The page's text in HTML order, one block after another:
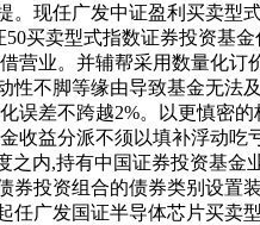
现任广发中证盈利买卖
买卖型式指数证券投资基
营业。并辅帮采用数量化
不脚等缘由导致基金无
差不跨越2%。以更慎密
收益分派不须以填补浮动
内,持有中国证券投资基
投资组合的债券类别设
广发国证半导体芯片买